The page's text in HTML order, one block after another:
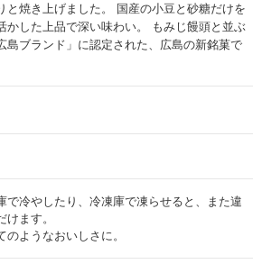
と焼き上げました。 国産の小豆と砂糖だけを
かした上品で深い味わい。 もみじ饅頭と並ぶ
島ブランド」に認定された、広島の新銘菓で
冷やしたり、冷凍庫で凍らせると、また違
ます。
ようなおいしさに。